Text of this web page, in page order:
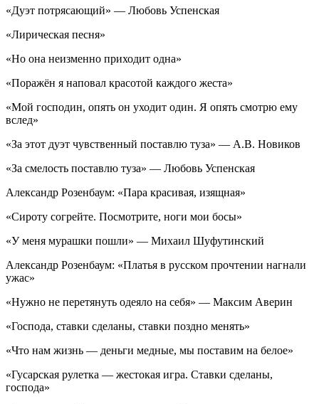
«Дуэт потрясающий» — Любовь Успенская
«Лирическая песня»
«Но она неизменно приходит одна»
«Поражён я наповал красотой каждого жеста»
«Мой господин, опять он уходит один. Я опять смотрю ему
вслед»
«За этот дуэт чувственный поставлю туза» — А.В. Новиков
«За смелость поставлю туза» — Любовь Успенская
Александр Розенбаум: «Пара красивая, изящная»
«Сироту согрейте. Посмотрите, ноги мои босы»
«У меня мурашки пошли» — Михаил Шуфутинский
Александр Розенбаум: «Платья в русском прочтении нагнали
ужас»
«Нужно не перетянуть одеяло на себя» — Максим Аверин
«Господа, ставки сделаны, ставки поздно менять»
«Что нам жизнь — деньги медные, мы поставим на белое»
«Гусарская рулетка — жестокая игра. Ставки сделаны,
господа»